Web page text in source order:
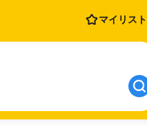
マイリスト